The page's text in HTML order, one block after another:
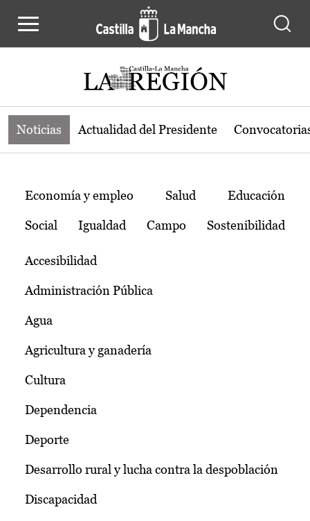
Noticias de la región de Castilla-La
Noticias Actualidad del Presidente
Temas
Economía y empleo Salud Educación
Social Igualdad Campo Sostenibilidad
Accesibilidad
Administración Pública
Agua
Agricultura y ganadería
Cultura
Dependencia
Deporte
Desarrollo rural y lucha contra la despoblación
Discapacidad